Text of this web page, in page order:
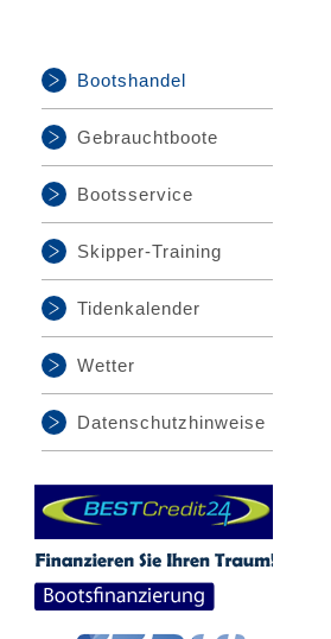
Bootshandel
Gebrauchtboote
Bootsservice
Skipper-Training
Tidenkalender
Wetter
Datenschutzhinweise